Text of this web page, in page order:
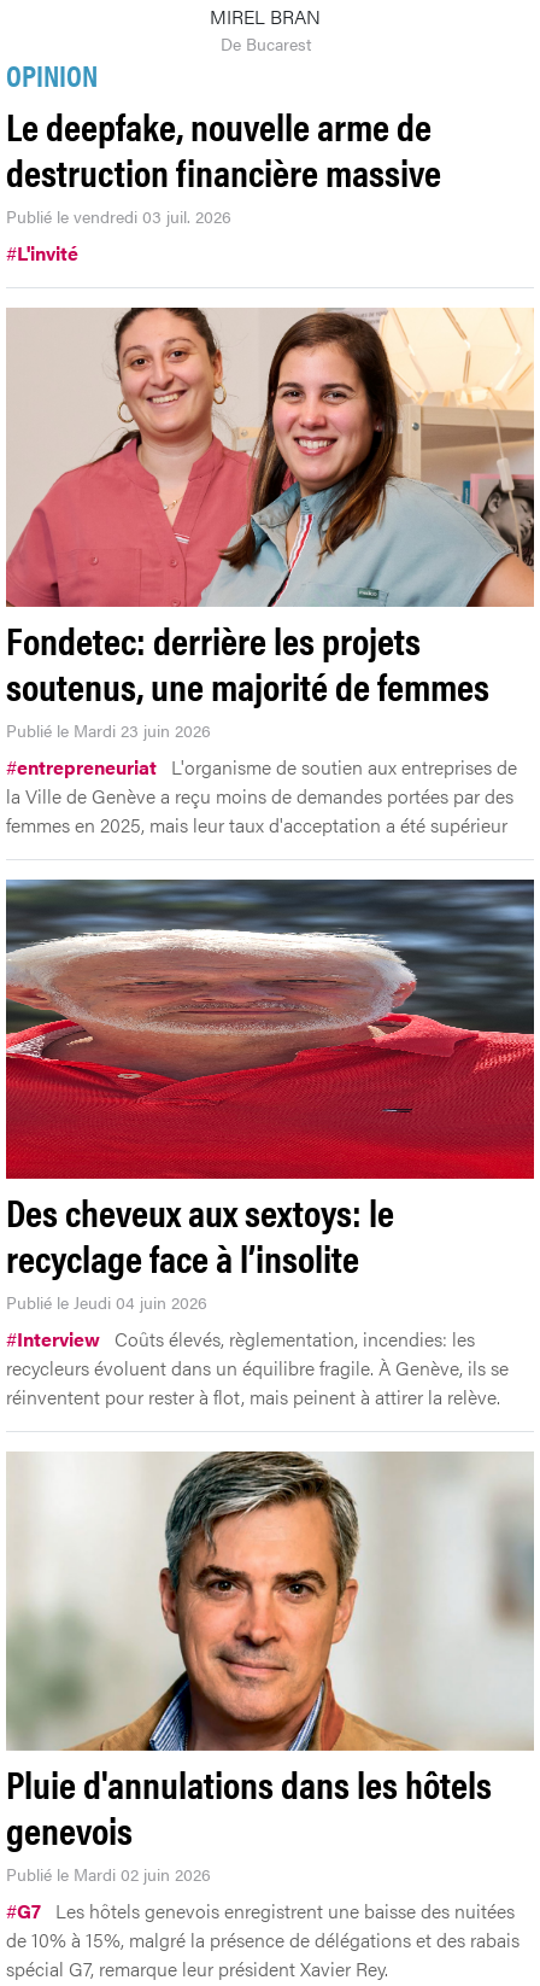
MIREL BRAN
De Bucarest
OPINION
Le deepfake, nouvelle arme de
destruction financière massive
Publié le vendredi 03 juil. 2026
#L'invité
Fondetec: derrière les projets
soutenus, une majorité de femmes
Publié le Mardi 23 juin 2026
#entrepreneuriat L'organisme de soutien aux entreprises de
la Ville de Genève a reçu moins de demandes portées par des
femmes en 2025, mais leur taux d'acceptation a été supérieur
Des cheveux aux sextoys: le
recyclage face à l’insolite
Publié le Jeudi 04 juin 2026
#Interview Coûts élevés, règlementation, incendies: les
recycleurs évoluent dans un équilibre fragile. À Genève, ils se
réinventent pour rester à flot, mais peinent à attirer la relève.
Pluie d'annulations dans les hôtels
genevois
Publié le Mardi 02 juin 2026
#G7 Les hôtels genevois enregistrent une baisse des nuitées
de 10% à 15%, malgré la présence de délégations et des rabais
spécial G7, remarque leur président Xavier Rey.